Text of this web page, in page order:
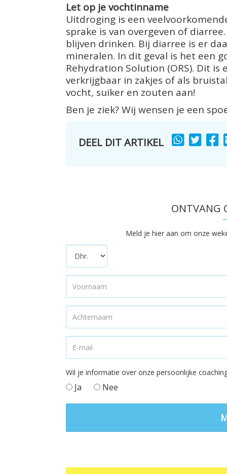
Let op je vochtinname
Uitdroging is een
sprake is van overgeven of
blijven drinken. Bij diarree is er
mineralen. In dit geval is het een
Rehydration Solution (ORS). Dit
verkrijgbaar in zakjes of als
vocht, suiker en zouten aan!
Ben je ziek? Wij wensen je een
DEEL DIT ARTIKEL SHARE SHARE
ONTVANG
Meld je hier aan om onze
Wil je informatie over onze persoonlijke
Ja Nee